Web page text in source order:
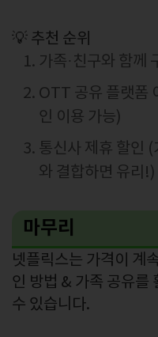
💡 추천 순위
가족·친구와 함께
OTT 공유 플랫폼
인 이용 가능)
통신사 제휴 할인 (
와 결합하면 유리!)
마무리
넷플릭스는 가격이 계
인 방법 & 가족 공유를
수 있습니다.